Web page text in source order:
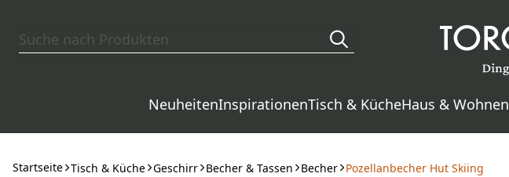
NeuheitenInspirationenTisch & KücheHaus & Wohnen
Startseite Tisch & Küche Geschirr Becher & Tassen Becher Pozellanbecher Hut Skiing